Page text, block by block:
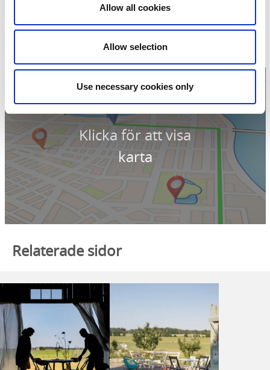
Allow all cookies
Allow selection
Use necessary cookies only
Telefon:0070 685 97 42
E-post:niclasdagman@gmail.com
Klicka för att visa
karta
Relaterade sidor